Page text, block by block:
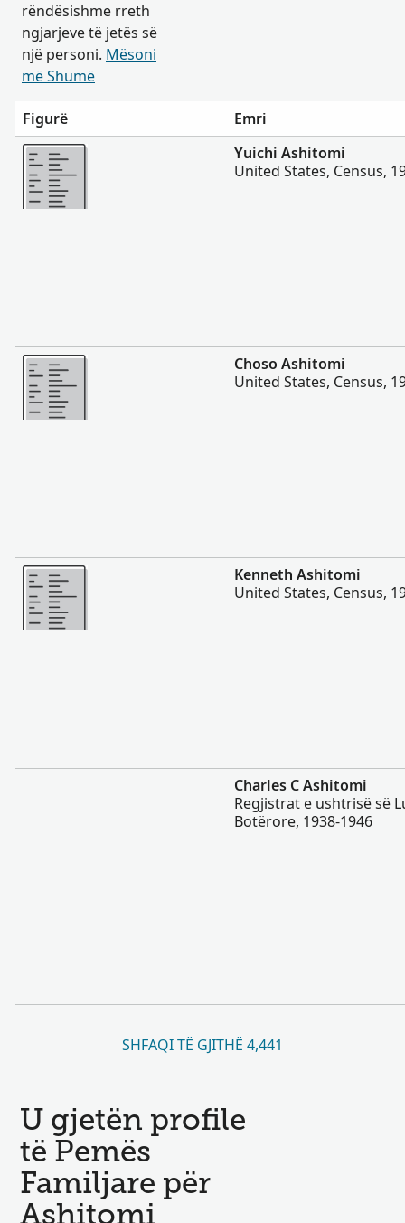
rëndësishme rreth
ngjarjeve të jetës së
një personi. Mësoni
më Shumë
Figurë
Emri
Më Shumë
Yuichi Ashitomi
United States, Census,
Më Shumë
Choso Ashitomi
United States, Census,
Më Shumë
Kenneth Ashitomi
United States, Census,
Charles C Ashitomi
Regjistrat e ushtrisë së
Botërore, 1938-1946
SHFAQI TË GJITHË 4,441
U gjetën profile
të Pemës
Familjare për